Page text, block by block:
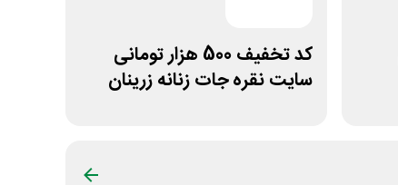
کد تخفیف 500 هزار تومانی
سایت نقره جات زنانه زرینان